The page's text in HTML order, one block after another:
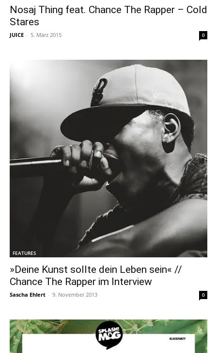
Nosaj Thing feat. Chance The Rapper – Cold
Stares
JUICE - 5. März 2015 0
FEATURES
»Deine Kunst sollte dein Leben sein« //
Chance The Rapper im Interview
Sascha Ehlert - 9. November 2013 0